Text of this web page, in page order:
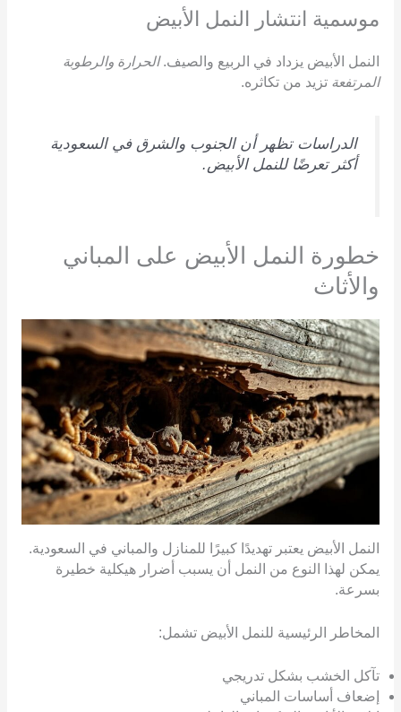
موسمية انتشار النمل الأبيض
النمل الأبيض يزداد في الربيع والصيف.الحرارة والرطوبة
المرتفعة تزيد من تكاثره.
الدراسات تظهر أن الجنوب والشرق في السعودية
أكثر تعرضًا للنمل الأبيض.
خطورة النمل الأبيض على المباني
والأثاث
النمل الأبيض يعتبر تهديدًا كبيرًا للمنازل والمباني في السعودية.
يمكن لهذا النوع من النمل أن يسبب أضرار هيكلية خطيرة
بسرعة.
المخاطر الرئيسية للنمل الأبيض تشمل:
تآكل الخشب بشكل تدريجي
إضعاف أساسات المباني